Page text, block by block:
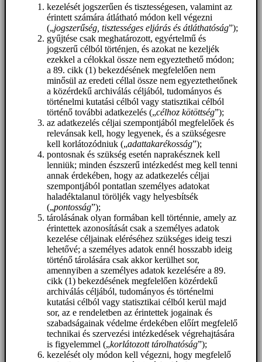
kezelését jogszerűen és tisztességesen, valamint az
érintett számára átlátható módon kell végezni
(„jogszerűség, tisztességes eljárás és átláthatóság”);
gyűjtése csak meghatározott, egyértelmű és
jogszerű célból történjen, és azokat ne kezeljék
ezekkel a célokkal össze nem egyeztethető módon;
a 89. cikk (1) bekezdésének megfelelően nem
minősül az eredeti céllal össze nem egyeztethetőnek
a közérdekű archiválás céljából, tudományos és
történelmi kutatási célból vagy statisztikai célból
történő további adatkezelés („célhoz kötöttség”);
az adatkezelés céljai szempontjából megfelelőek és
relevánsak kell, hogy legyenek, és a szükségesre
kell korlátozódniuk („adattakarékosság”);
pontosnak és szükség esetén naprakésznek kell
lenniük; minden észszerű intézkedést meg kell tenni
annak érdekében, hogy az adatkezelés céljai
szempontjából pontatlan személyes adatokat
haladéktalanul töröljék vagy helyesbítsék
(„pontosság”);
tárolásának olyan formában kell történnie, amely az
érintettek azonosítását csak a személyes adatok
kezelése céljainak eléréséhez szükséges ideig teszi
lehetővé; a személyes adatok ennél hosszabb ideig
történő tárolására csak akkor kerülhet sor,
amennyiben a személyes adatok kezelésére a 89.
cikk (1) bekezdésének megfelelően közérdekű
archiválás céljából, tudományos és történelmi
kutatási célból vagy statisztikai célból kerül majd
sor, az e rendeletben az érintettek jogainak és
szabadságainak védelme érdekében előírt megfelelő
technikai és szervezési intézkedések végrehajtására
is figyelemmel („korlátozott tárolhatóság”);
kezelését oly módon kell végezni, hogy megfelelő